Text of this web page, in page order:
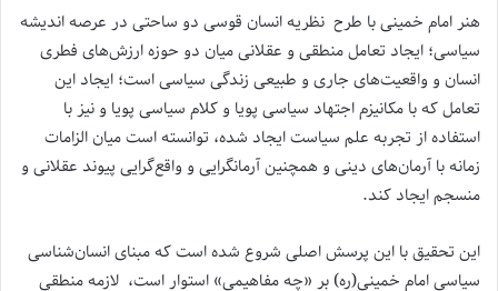
هنر امام خمینی با طرح نظریه انسان قوسی دو ساحتی در عرصه اندیشه
سیاسی؛ ایجاد تعامل منطقی و عقلانی میان دو حوزه ارزش‌های فطری
انسان و واقعیت‌های جاری و طبیعی زندگی سیاسی است؛ ایجاد این
تعامل که با مکانیزم اجتهاد سیاسی پویا و کلام سیاسی پویا و نیز با
استفاده از تجربه علم سیاست ایجاد شده‌، توانسته است میان الزامات
زمانه با آرمان‌های دینی و همچنین آرمانگرایی و واقع‌گرایی پیوند عقلانی و
منسجم ایجاد کند.
این تحقیق با این پرسش اصلی شروع شده است که مبنای انسان‌شناسی
سیاسی امام خمینی(ره) بر «چه مفاهیمی» استوار است، لازمه منطقی